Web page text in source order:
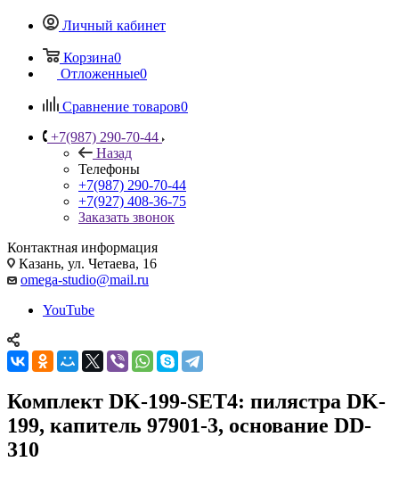
Личный кабинет
Корзина0
Отложенные0
Сравнение товаров0
+7(987) 290-70-44
Назад
Телефоны
+7(987) 290-70-44
+7(927) 408-36-75
Заказать звонок
Контактная информация
Казань, ул. Четаева, 16
omega-studio@mail.ru
YouTube
Комплект DK-199-SET4: пилястра DK-
199, капитель 97901-3, основание DD-
310